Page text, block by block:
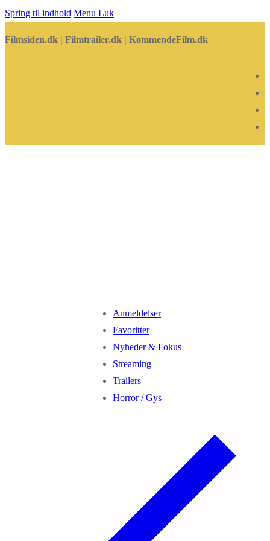
Spring til indhold Menu Luk
Filmsiden.dk | Filmtrailer.dk | KommendeFilm.dk
Anmeldelser
Favoritter
Nyheder & Fokus
Streaming
Trailers
Horror / Gys